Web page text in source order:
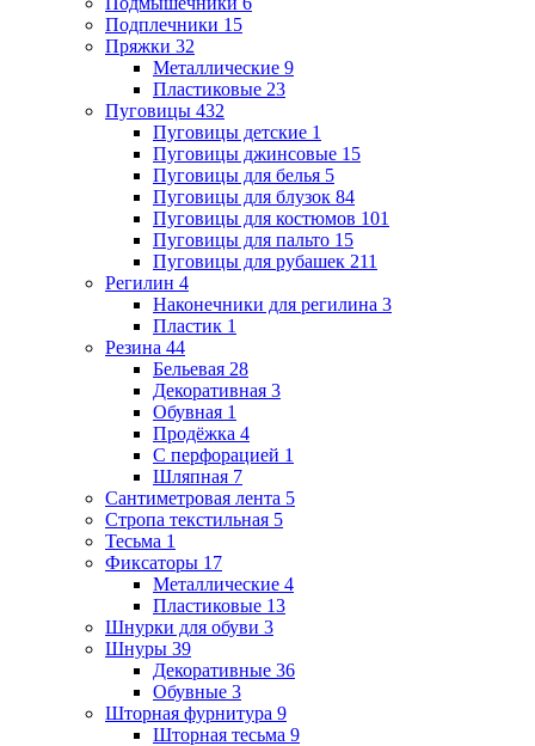
Подплечники 15
Пряжки 32
Металлические 9
Пластиковые 23
Пуговицы 432
Пуговицы детские 1
Пуговицы джинсовые 15
Пуговицы для белья 5
Пуговицы для блузок 84
Пуговицы для костюмов 101
Пуговицы для пальто 15
Пуговицы для рубашек 211
Регилин 4
Наконечники для регилина 3
Пластик 1
Резина 44
Бельевая 28
Декоративная 3
Обувная 1
Продёжка 4
С перфорацией 1
Шляпная 7
Сантиметровая лента 5
Стропа текстильная 5
Тесьма 1
Фиксаторы 17
Металлические 4
Пластиковые 13
Шнурки для обуви 3
Шнуры 39
Декоративные 36
Обувные 3
Шторная фурнитура 9
Шторная тесьма 9